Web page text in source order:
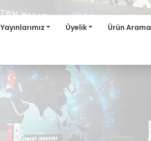
Yayınlarımız Üyelik Ürün Arama